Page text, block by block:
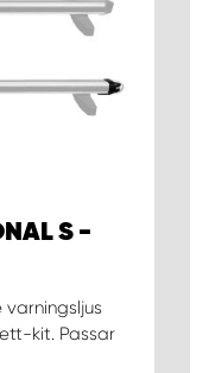
S -
kit. Passar